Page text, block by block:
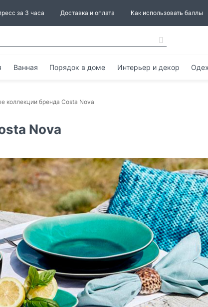
за 3 часа Доставка и оплата Как использовать баллы
Ванная Порядок в доме Интерьер и декор
коллекции бренда Costa Nova
Nova